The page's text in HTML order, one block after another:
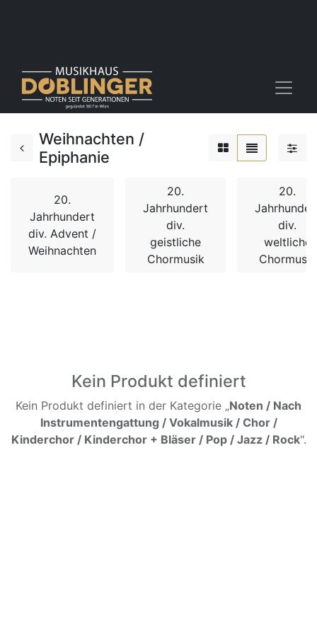
Weihnachten /
Epiphanie
20.
Jahrhundert
div. Advent /
Weihnachten
20.
Jahrhundert
div.
geistliche
Chormusik
20.
div.
weltliche
Chormusik
Kein Produkt definiert
Kein Produkt definiert in der Kategorie „Noten / Nach
Instrumentengattung / Vokalmusik / Chor /
Kinderchor / Kinderchor + Bläser / Pop / Jazz / Rock".